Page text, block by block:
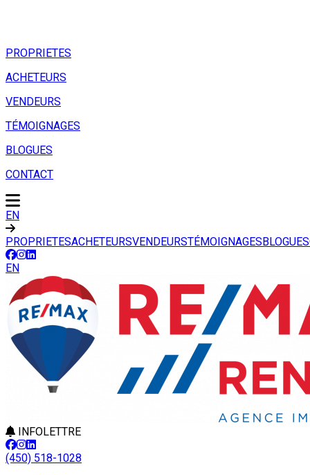
PROPRIETES
ACHETEURS
VENDEURS
TÉMOIGNAGES
BLOGUES
CONTACT
EN
PROPRIETESACHETEURSVENDEURSTÉMOIGNAGESBLOGUES
EN
INFOLETTRE
(450) 518-1028